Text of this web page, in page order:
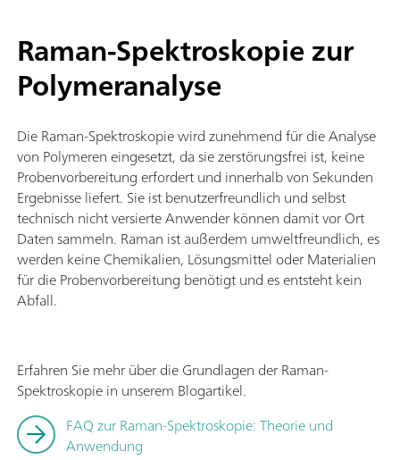
Raman-Spektroskopie zur
Polymeranalyse
Die Raman-Spektroskopie wird zunehmend für die Analyse
von Polymeren eingesetzt, da sie zerstörungsfrei ist, keine
Probenvorbereitung erfordert und innerhalb von Sekunden
Ergebnisse liefert. Sie ist benutzerfreundlich und selbst
technisch nicht versierte Anwender können damit vor Ort
Daten sammeln. Raman ist außerdem umweltfreundlich, es
werden keine Chemikalien, Lösungsmittel oder Materialien
für die Probenvorbereitung benötigt und es entsteht kein
Abfall.
Erfahren Sie mehr über die Grundlagen der Raman-
Spektroskopie in unserem Blogartikel.
FAQ zur Raman-Spektroskopie: Theorie und
Anwendung